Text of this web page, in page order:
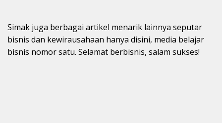
Simak juga berbagai artikel menarik lainnya seputar
bisnis dan kewirausahaan hanya disini, media belajar
bisnis nomor satu. Selamat berbisnis, salam sukses!